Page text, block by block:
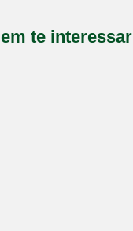
te interessar